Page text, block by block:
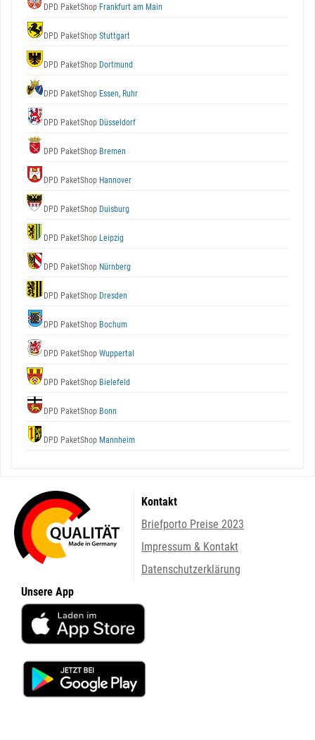
DPD PaketShop Frankfurt am Main
DPD PaketShop Stuttgart
DPD PaketShop Dortmund
DPD PaketShop Essen, Ruhr
DPD PaketShop Düsseldorf
DPD PaketShop Bremen
DPD PaketShop Hannover
DPD PaketShop Duisburg
DPD PaketShop Leipzig
DPD PaketShop Nürnberg
DPD PaketShop Dresden
DPD PaketShop Bochum
DPD PaketShop Wuppertal
DPD PaketShop Bielefeld
DPD PaketShop Bonn
DPD PaketShop Mannheim
Kontakt
Briefporto Preise 2023
Impressum & Kontakt
Datenschutzerklärung
Unsere App